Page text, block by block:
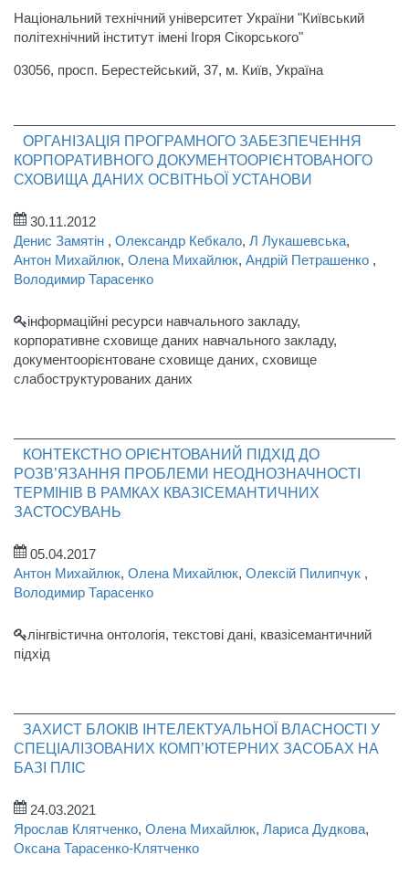
Національний технічний університет України "Київський
політехнічний інститут імені Ігоря Сікорського"
03056, просп. Берестейський, 37, м. Київ, Україна
ОРГАНІЗАЦІЯ ПРОГРАМНОГО ЗАБЕЗПЕЧЕННЯ
КОРПОРАТИВНОГО ДОКУМЕНТООРІЄНТОВАНОГО
СХОВИЩА ДАНИХ ОСВІТНЬОЇ УСТАНОВИ
30.11.2012
Денис Замятін , Олександр Кебкало, Л Лукашевська,
Антон Михайлюк, Олена Михайлюк, Андрій Петрашенко ,
Володимир Тарасенко
інформаційні ресурси навчального закладу,
корпоративне сховище даних навчального закладу,
документоорієнтоване сховище даних, сховище
слабоструктурованих даних
КОНТЕКСТНО ОРІЄНТОВАНИЙ ПІДХІД ДО
РОЗВ’ЯЗАННЯ ПРОБЛЕМИ НЕОДНОЗНАЧНОСТІ
ТЕРМІНІВ В РАМКАХ КВАЗІСЕМАНТИЧНИХ
ЗАСТОСУВАНЬ
05.04.2017
Антон Михайлюк, Олена Михайлюк, Олексій Пилипчук ,
Володимир Тарасенко
лінгвістична онтологія, текстові дані, квазісемантичний
підхід
ЗАХИСТ БЛОКІВ ІНТЕЛЕКТУАЛЬНОЇ ВЛАСНОСТІ У
СПЕЦІАЛІЗОВАНИХ КОМП’ЮТЕРНИХ ЗАСОБАХ НА
БАЗІ ПЛІС
24.03.2021
Ярослав Клятченко, Олена Михайлюк, Лариса Дудкова,
Оксана Тарасенко-Клятченко